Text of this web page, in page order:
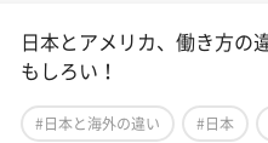
日本とアメリカ、働き方の
もしろい！
#日本と海外の違い #日本